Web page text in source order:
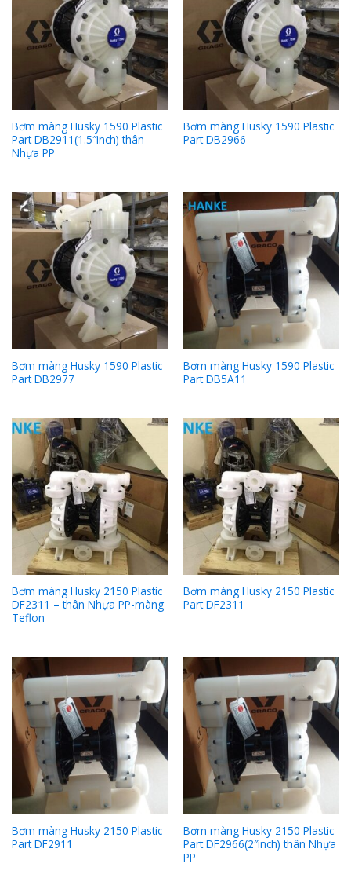
Bơm màng Husky 1590 Plastic
Part DB2911(1.5″inch) thân
Nhựa PP
Bơm màng Husky 1590 Plastic
Part DB2966
Bơm màng Husky 1590 Plastic
Part DB2977
Bơm màng Husky 1590 Plastic
Part DB5A11
Bơm màng Husky 2150 Plastic
DF2311 – thân Nhựa PP-màng
Teflon
Bơm màng Husky 2150 Plastic
Part DF2311
Bơm màng Husky 2150 Plastic
Part DF2911
Bơm màng Husky 2150 Plastic
Part DF2966(2″inch) thân Nhựa
PP